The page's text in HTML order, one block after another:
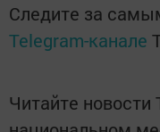
Следите за
Telegram-канале
Читайте новости